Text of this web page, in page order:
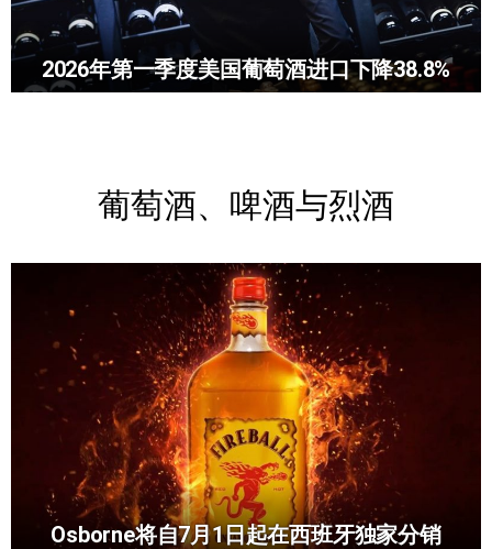
2026年第一季度美国葡萄酒进口下降38.8%
葡萄酒、啤酒与烈酒
Osborne将自7月1日起在西班牙独家分销